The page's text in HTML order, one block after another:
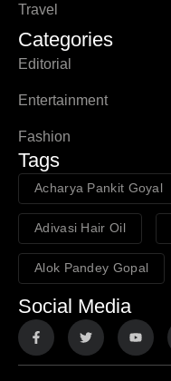
Travel
Categories
Editorial
Entertainment
Fashion
Tags
Acharya Pankit Goyal
Adivasi Hair Oil
Alok Pandey Gopal
Social Media